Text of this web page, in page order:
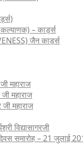
कल्याणक) – कार्ड्स
जैन कार्ड्स
महाराज
महाराज
जी महाराज
विद्यासागरजी
समारोह – 21 जुलाई